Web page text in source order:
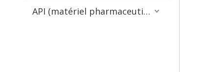
API (matériel pharmaceutique)